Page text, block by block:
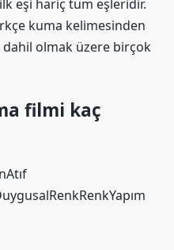
eşi hariç tüm eşleridir.
kuma kelimesinden
dahil olmak üzere birçok
filmi kaç